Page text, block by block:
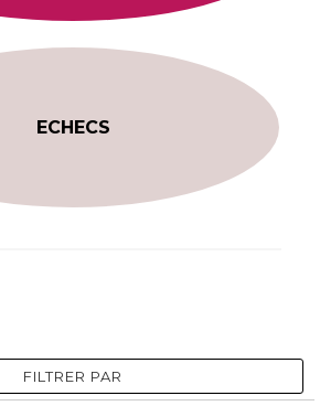
ECHECS
FILTRER PAR